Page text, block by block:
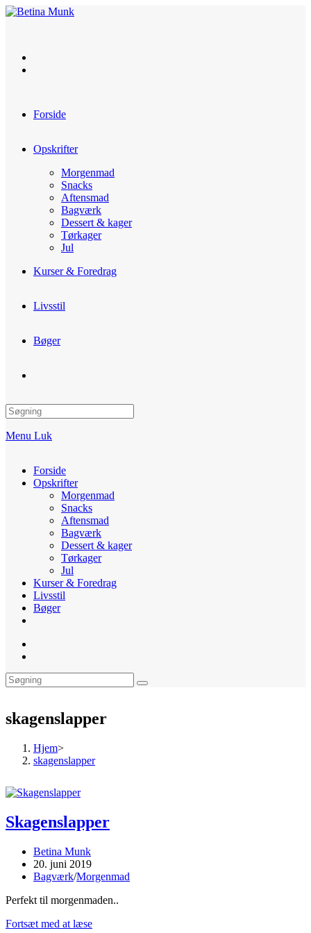
Skip
Forside
Opskrifter
Morgenmad
Snacks
Aftensmad
Bagværk
Dessert & kager
Tørkager
Jul
Kurser & Foredrag
Livsstil
Bøger
website
search
Menu Luk
Forside
Opskrifter
Morgenmad
Snacks
Aftensmad
Bagværk
Dessert & kager
Tørkager
Jul
Kurser & Foredrag
Livsstil
Bøger
skagenslapper
Hjem>
skagenslapper
Skagenslapper
Post
author:
Betina Munk
Post
published:
20. juni 2019
Post
Bagværk/Morgenmad
Perfekt til morgenmaden..
Fortsæt med at læseSkagenslapper